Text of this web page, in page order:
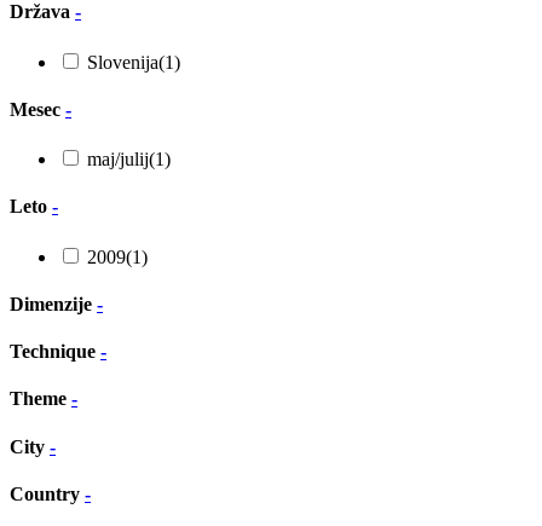
Država -
Slovenija(1)
Mesec -
maj/julij(1)
Leto -
2009(1)
Dimenzije -
Technique -
Theme -
City -
Country -